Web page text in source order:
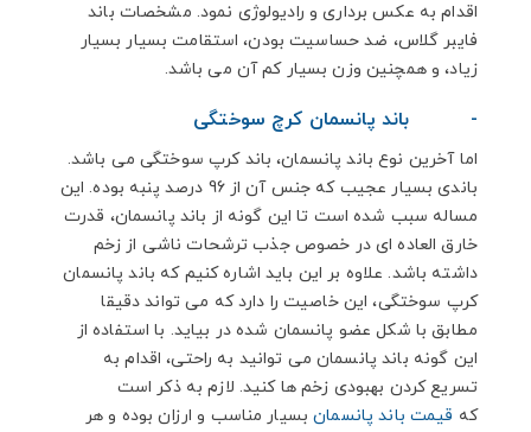
اقدام به عکس برداری و رادیولوژی نمود. مشخصات باند
فایبر گلاس، ضد حساسیت بودن، استقامت بسیار بسیار
زیاد، و همچنین وزن بسیار کم آن می باشد.
- باند پانسمان کرچ سوختگی
اما آخرین نوع باند پانسمان، باند کرپ سوختگی می باشد.
باندی بسیار عجیب که جنس آن از 96 درصد پنبه بوده. این
مساله سبب شده است تا این گونه از باند پانسمان، قدرت
خارق العاده ای در خصوص جذب ترشحات ناشی از زخم
داشته باشد. علاوه بر این باید اشاره کنیم که باند پانسمان
کرپ سوختگی، این خاصیت را دارد که می تواند دقیقا
مطابق با شکل عضو پانسمان شده در بیاید. با استفاده از
این گونه باند پانسمان می توانید به راحتی، اقدام به
تسریع کردن بهبودی زخم ها کنید. لازم به ذکر است
که قیمت باند پانسمانبسیار مناسب و ارزان بوده و هر